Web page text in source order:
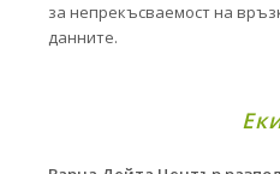
за непрекъсваемост на
данните.